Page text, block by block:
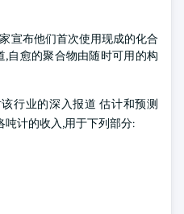
宣布他们首次使用现成的化合
自愈的聚合物由随时可用的构
行业的深入报道 估计和预测
吨计的收入,用于下列部分: